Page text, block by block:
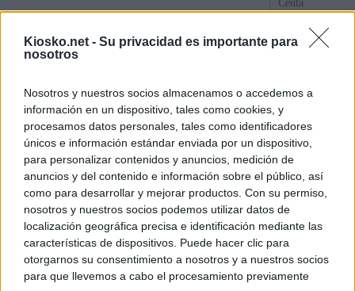
Kiosko.net - Su privacidad es importante para
nosotros
Nosotros y nuestros socios almacenamos o accedemos a
información en un dispositivo, tales como cookies, y
procesamos datos personales, tales como identificadores
únicos e información estándar enviada por un dispositivo,
para personalizar contenidos y anuncios, medición de
anuncios y del contenido e información sobre el público, así
como para desarrollar y mejorar productos. Con su permiso,
nosotros y nuestros socios podemos utilizar datos de
localización geográfica precisa e identificación mediante las
características de dispositivos. Puede hacer clic para
otorgarnos su consentimiento a nosotros y a nuestros socios
para que llevemos a cabo el procesamiento previamente
Ceuta
Herencia del
Ayuso o la
© Kiosko.net Aviso Legal Privacidad y Cookies